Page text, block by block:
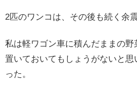
2匹のワンコは、その後も続く余
私は軽ワゴン車に積んだままの野
置いておいてもしょうがないと思
った。